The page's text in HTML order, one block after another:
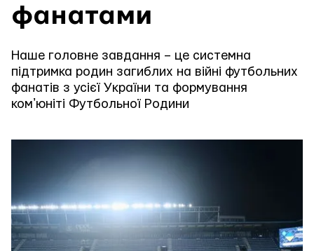
фанатами
Наше головне завдання – це системна
підтримка родин загиблих на війні футбольних
фанатів з усієї України та формування
комʼюніті Футбольної Родини